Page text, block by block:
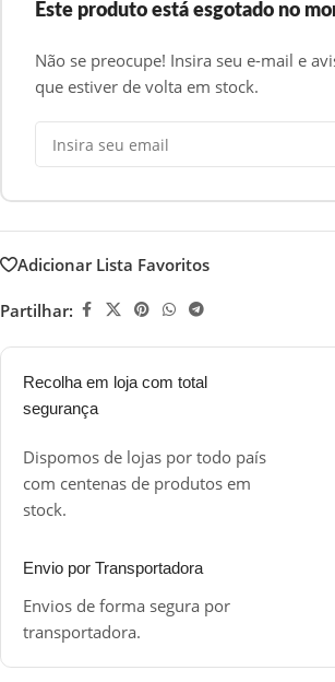
Este produto está esgotado no
Não se preocupe! Insira seu e-mail e
que estiver de volta em stock.
Adicionar Lista Favoritos
Partilhar:
Recolha em loja com total
segurança
Dispomos de lojas por todo país
com centenas de produtos em
stock.
Envio por Transportadora
Envios de forma segura por
transportadora.